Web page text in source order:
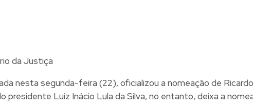
nesta segunda-feira (22), oficializou a nomeação de
Luiz Inácio Lula da Silva, no entanto, deixa a